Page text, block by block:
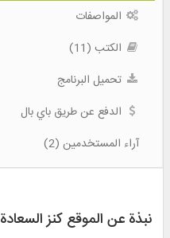
المواصفات
الكتب (11)
تحميل البرنامج
الدفع عن طريق باي بال
آراء المستخدمين (2)
نبذة عن الموقع كنز السعادة